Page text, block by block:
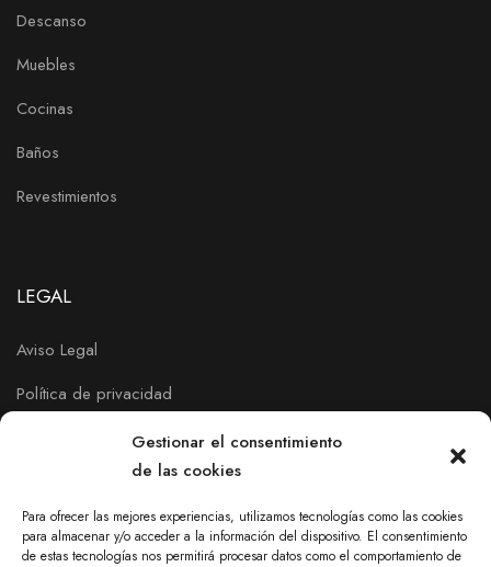
Gestionar el consentimiento
de las cookies
Para ofrecer las mejores experiencias, utilizamos tecnologías como las cookies
para almacenar y/o acceder a la información del dispositivo. El consentimiento
de estas tecnologías nos permitirá procesar datos como el comportamiento de
Descanso
Muebles
Cocinas
Baños
Revestimientos
LEGAL
Aviso Legal
Política de privacidad
Política de Cookies